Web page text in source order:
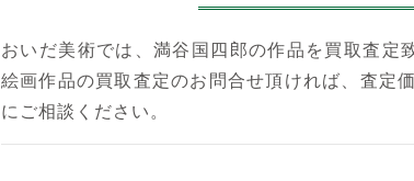
おいだ美術では、満谷国四郎の作品を買取査定
絵画作品の買取査定のお問合せ頂ければ、査定
にご相談ください。